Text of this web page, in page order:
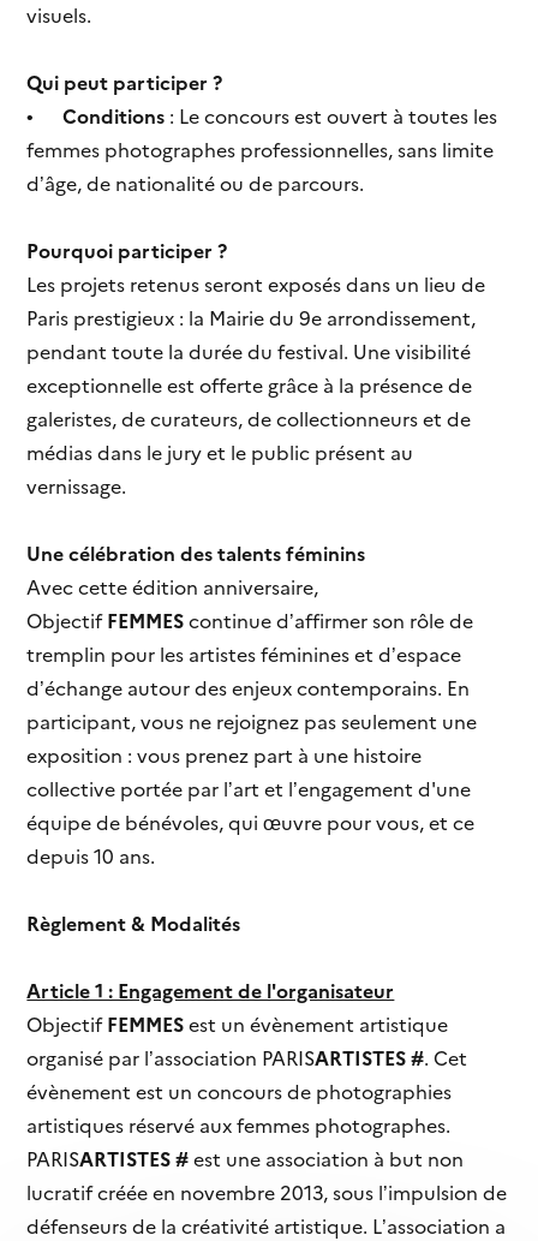
visuels.
Qui peut participer ?
•Conditions : Le concours est ouvert à toutes les
femmes photographes professionnelles, sans limite
d’âge, de nationalité ou de parcours.
Pourquoi participer ?
Les projets retenus seront exposés dans un lieu de
Paris prestigieux : la Mairie du 9e arrondissement,
pendant toute la durée du festival. Une visibilité
exceptionnelle est offerte grâce à la présence de
galeristes, de curateurs, de collectionneurs et de
médias dans le jury et le public présent au
vernissage.
Une célébration des talents féminins
Avec cette édition anniversaire,
ObjectifFEMMEScontinue d’affirmer son rôle de
tremplin pour les artistes féminines et d’espace
d’échange autour des enjeux contemporains. En
participant, vous ne rejoignez pas seulement une
exposition : vous prenez part à une histoire
collective portée par l’art et l’engagement d'une
équipe de bénévoles, qui œuvre pour vous, et ce
depuis 10 ans.
Règlement & Modalités
Article 1 : Engagement de l'organisateur
ObjectifFEMMESest un évènement artistique
organisé par l’association PARISARTISTES #. Cet
évènement est un concours de photographies
artistiques réservé aux femmes photographes.
PARISARTISTES #est une association à but non
lucratif créée en novembre 2013, sous l’impulsion de
défenseurs de la créativité artistique. L’association a